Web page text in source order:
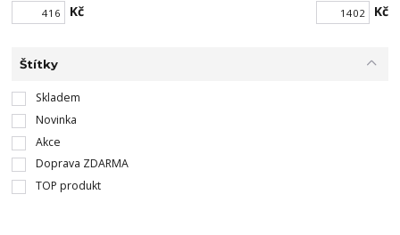
Kč Kč
Štítky
Skladem
Novinka
Akce
Doprava ZDARMA
TOP produkt